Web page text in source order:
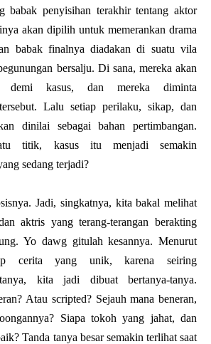
babak penyisihan terakhir tentang aktor
akan dipilih untuk memerankan drama
babak finalnya diadakan di suatu vila
bersalju. Di sana, mereka akan
demi kasus, dan mereka diminta
Lalu setiap perilaku, sikap, dan
dinilai sebagai bahan pertimbangan.
titik, kasus itu menjadi semakin
sedang terjadi?
Jadi, singkatnya, kita bakal melihat
aktris yang terang-terangan berakting
Yo dawg gitulah kesannya. Menurut
cerita yang unik, karena seiring
kita jadi dibuat bertanya-tanya.
Atau scripted? Sejauh mana beneran,
Siapa tokoh yang jahat, dan
Tanda tanya besar semakin terlihat saat